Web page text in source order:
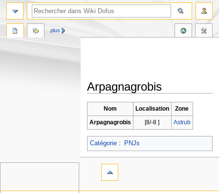
Arpagnagrobis
à
la
à
la
Nom Localisation
Zone
Arpagnagrobis
[8/-8 ] Astrub
Catégorie: PNJs
plus